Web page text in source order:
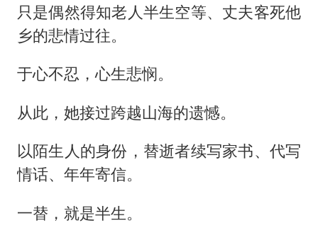
只是偶然得知老人半生空等、丈夫客死他
乡的悲情过往。
于心不忍，心生悲悯。
从此，她接过跨越山海的遗憾。
以陌生人的身份，替逝者续写家书、代写
情话、年年寄信。
一替，就是半生。